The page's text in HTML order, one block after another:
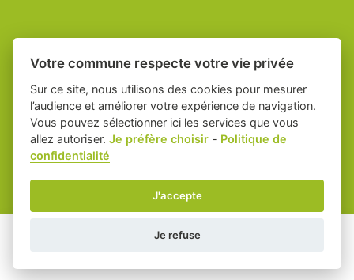
Place du village la solution web et appli
des collectivités
-
Mentions légales- Gestion des cookies
Votre commune respecte votre vie privée
Sur ce site, nous utilisons des cookies pour mesurer
l’audience et améliorer votre expérience de navigation.
Vous pouvez sélectionner ici les services que vous
allez autoriser.Je préfère choisir - Politique de
confidentialité
J'accepte
Je refuse